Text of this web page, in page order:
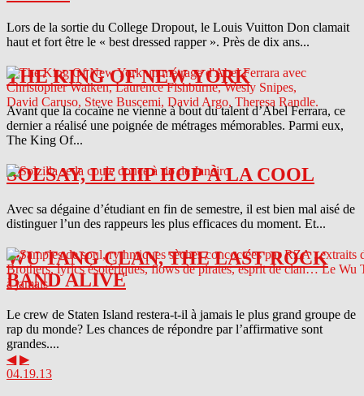
Lors de la sortie du College Dropout, le Louis Vuitton Don clamait
haut et fort être le « best dressed rapper ». Près de dix ans...
THE KING OF NEW YORK
Avant que la cocaïne ne vienne à bout du talent d’Abel Ferrara, ce
dernier a réalisé une poignée de métrages mémorables. Parmi eux,
The King Of...
SOLSAY, LE HIP HOP À LA COOL
Avec sa dégaine d’étudiant en fin de semestre, il est bien mal aisé de
distinguer l’un des rappeurs les plus efficaces du moment. Et...
WU TANG CLAN, THE LAST ROCK
BAND ALIVE
Le crew de Staten Island restera-t-il à jamais le plus grand groupe de
rap du monde? Les chances de répondre par l’affirmative sont
grandes....
◀ ▶
04.19.13